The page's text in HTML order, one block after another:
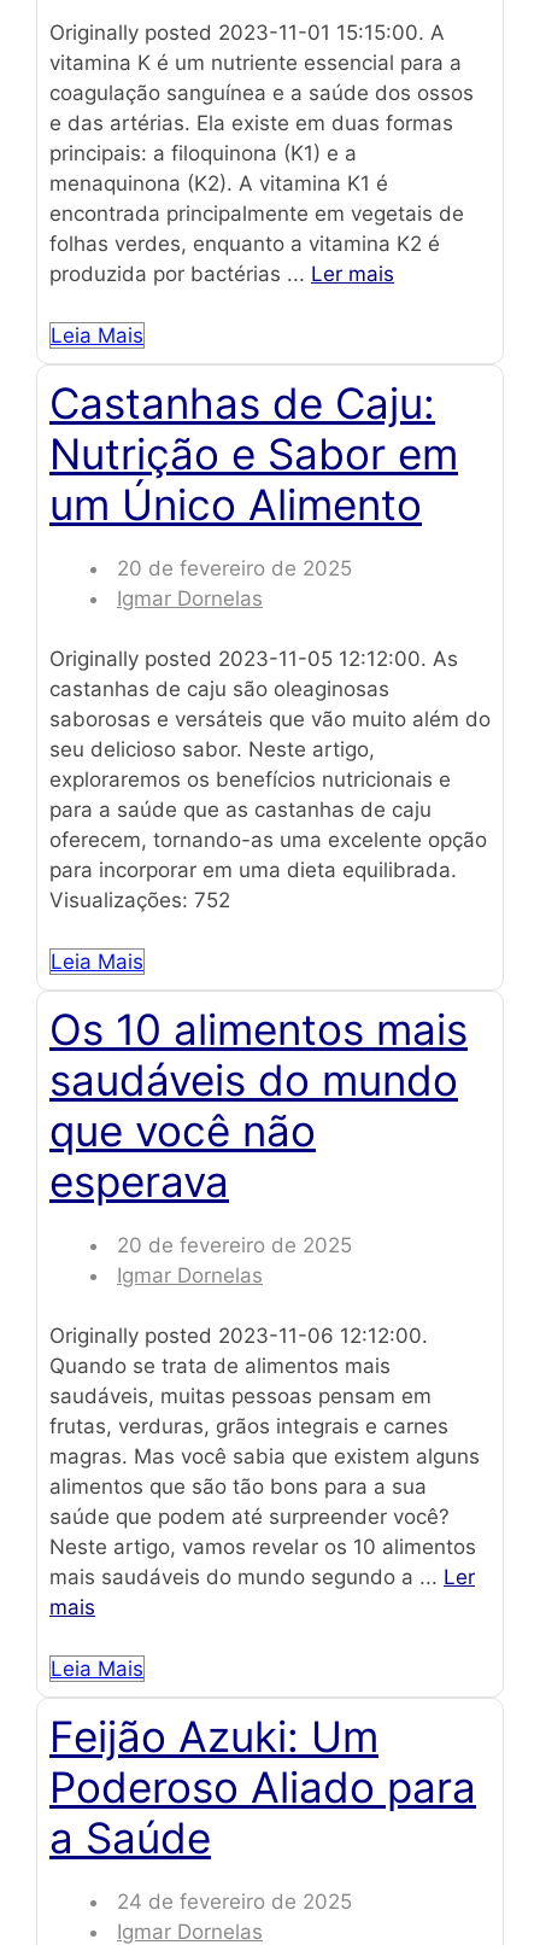
Originally posted 2023-11-01 15:15:00. A
vitamina K é um nutriente essencial para a
coagulação sanguínea e a saúde dos ossos
e das artérias. Ela existe em duas formas
principais: a filoquinona (K1) e a
menaquinona (K2). A vitamina K1 é
encontrada principalmente em vegetais de
folhas verdes, enquanto a vitamina K2 é
produzida por bactérias ... Ler mais
Leia Mais
Castanhas de Caju:
Nutrição e Sabor em
um Único Alimento
20 de fevereiro de 2025
Igmar Dornelas
Originally posted 2023-11-05 12:12:00. As
castanhas de caju são oleaginosas
saborosas e versáteis que vão muito além do
seu delicioso sabor. Neste artigo,
exploraremos os benefícios nutricionais e
para a saúde que as castanhas de caju
oferecem, tornando-as uma excelente opção
para incorporar em uma dieta equilibrada.
Visualizações: 752
Leia Mais
Os 10 alimentos mais
saudáveis do mundo
que você não
esperava
20 de fevereiro de 2025
Igmar Dornelas
Originally posted 2023-11-06 12:12:00.
Quando se trata de alimentos mais
saudáveis, muitas pessoas pensam em
frutas, verduras, grãos integrais e carnes
magras. Mas você sabia que existem alguns
alimentos que são tão bons para a sua
saúde que podem até surpreender você?
Neste artigo, vamos revelar os 10 alimentos
mais saudáveis do mundo segundo a ... Ler
mais
Leia Mais
Feijão Azuki: Um
Poderoso Aliado para
a Saúde
24 de fevereiro de 2025
Igmar Dornelas